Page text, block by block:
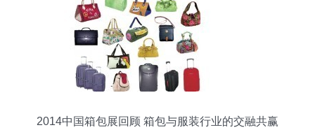
2014中国箱包展回顾 箱包与服装行业的交融共赢